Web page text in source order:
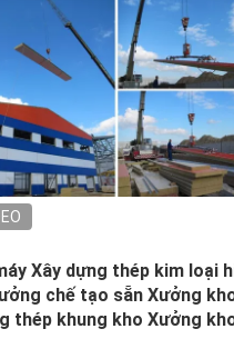
Garage Xây dựng kho kim
tuổi thọ dài